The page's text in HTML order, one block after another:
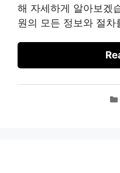
해 자세하게 알아보겠
원의 모든 정보와 절